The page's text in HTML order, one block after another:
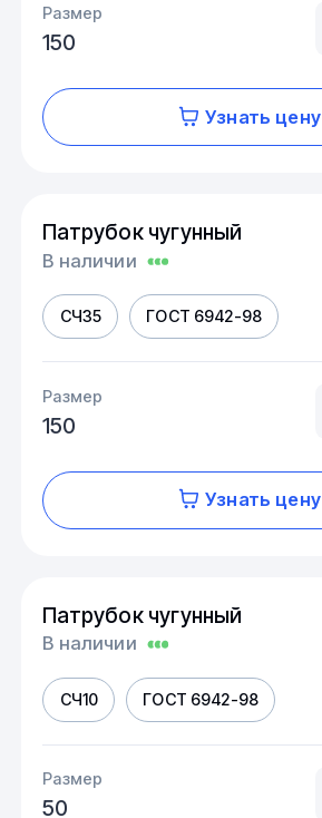
Размер
150
Узнать цену
Патрубок чугунный
В наличии
СЧ35 ГОСТ 6942-98
Размер
150
Узнать цену
Патрубок чугунный
В наличии
СЧ10 ГОСТ 6942-98
Размер
50